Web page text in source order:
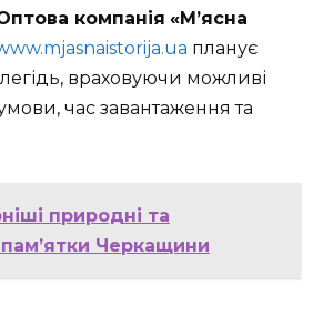
компанія «М’ясна
планує
враховуючи можливі
час завантаження та
природні та
пам’ятки Черкащини